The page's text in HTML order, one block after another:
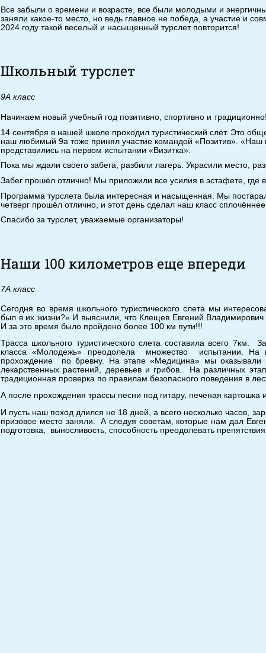
Все забыли о времени и возрасте, все были молодыми и
заняли какое-то место, но ведь главное не победа, а участие и
2024 году такой веселый и насыщенный турслет повторится!
Школьный турслет
9А класс
Начинаем новый учебный год позитивно, спортивно и традиционно!
14 сентября в нашей школе проходил туристический слёт. Это
наш любимый 9а тоже принял участие командой «Позитив». «Наш
представились на первом испытании «Визитка».
Пока мы ждали своего забега, разбили лагерь. Украсили место,
Забег прошёл отлично! Мы приложили все усилия в эстафете, где
Программа турслета была интересная и насыщенная. Мы
четверг прошёл отлично, и этот день сделал наш класс
Спасибо за турслет, уважаемые организаторы!
Наши 100 километров еще впереди
7А класс
Сегодня во время школьного туристического слета мы
был в их жизни?» И выяснили, что Клещев Евгений
И за это время было пройдено более 100 км пути!!!
Трасса школьного туристического слета составила всего
класса «Молодежь» преодолела множество испытании. На
прохождение по бревну. На этапе «Медицина» мы
лекарственных растений, деревьев и грибов. На различных
традиционная проверка по правилам безопасного поведения в
А после прохождения трассы песни под гитару, печеная картошка
И пусть наш поход длился не 18 дней, а всего несколько часов,
призовое место заняли. А следуя советам, которые нам дал
подготовка, выносливость, способность преодолевать